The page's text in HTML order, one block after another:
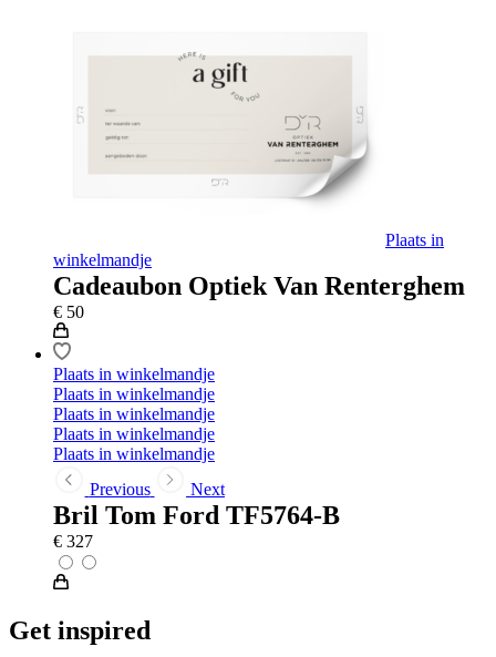
Plaats in
winkelmandje
Cadeaubon Optiek Van Renterghem
€ 50
Plaats in winkelmandje
Plaats in winkelmandje
Plaats in winkelmandje
Plaats in winkelmandje
Plaats in winkelmandje
Previous
Next
Bril Tom Ford TF5764-B
€ 327
Get inspired